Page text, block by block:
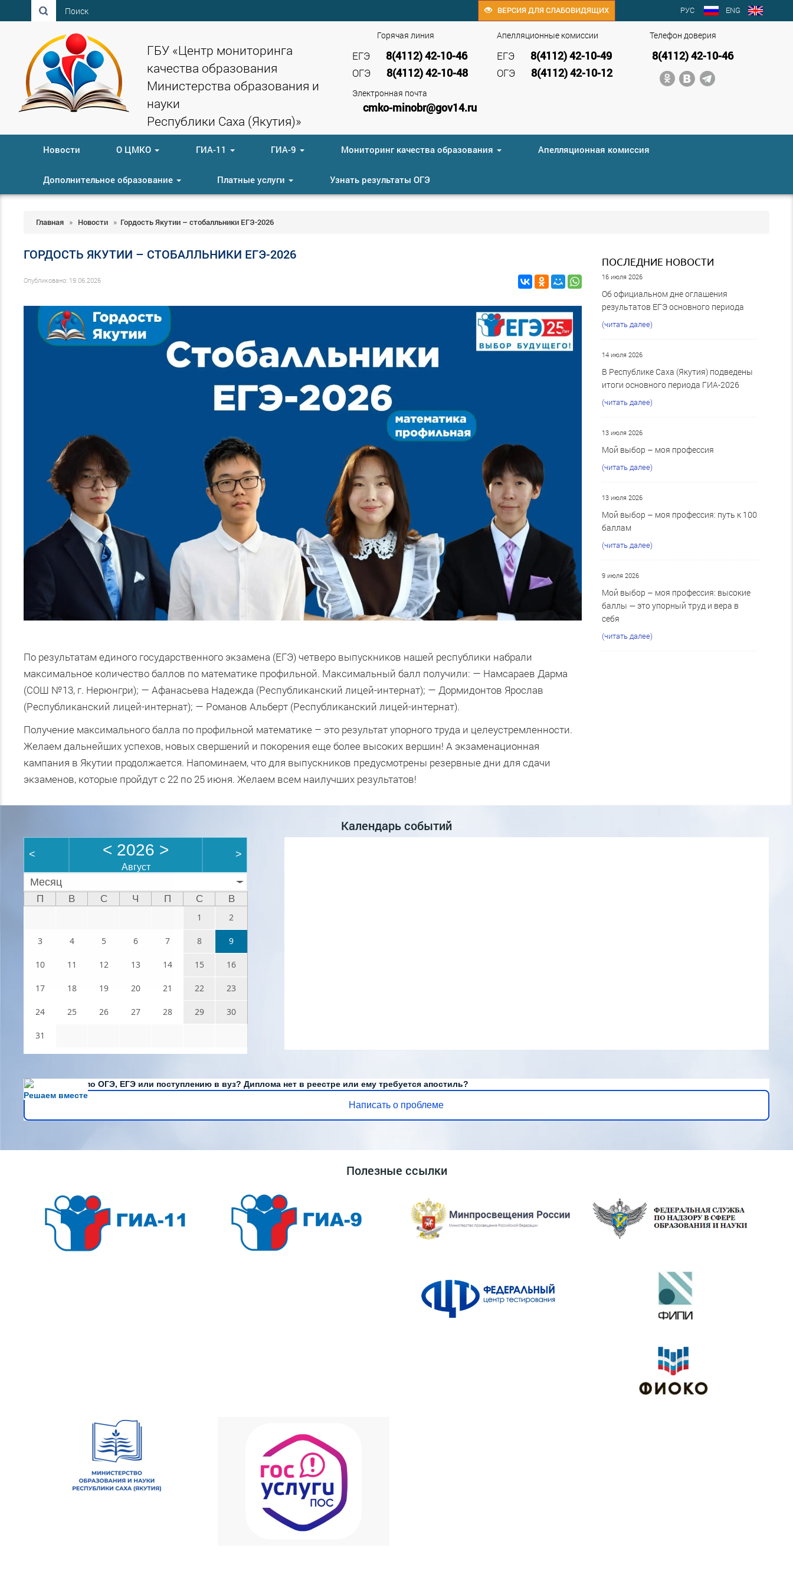
РУС ENG
ВЕРСИЯ ДЛЯ СЛАБОВИДЯЩИХ
Поиск
ГБУ «Центр мониторинга
качества образования
Министерства образования и
науки
Республики Саха (Якутия)»
Телефон доверия
8(4112) 42-10-46
Апелляционные комиссии
ЕГЭ 8(4112) 42-10-49
ОГЭ 8(4112) 42-10-12
Горячая линия
ЕГЭ 8(4112) 42-10-46
ОГЭ 8(4112) 42-10-48
Электронная почта
cmko-minobr@gov14.ru
Новости О ЦМКО ГИА-11 ГИА-9 Мониторинг качества образования Апелляционная комиссия
Дополнительное образование Платные услуги Узнать результаты ОГЭ
Главная » Новости » Гордость Якутии – стобалльники ЕГЭ-2026
ГОРДОСТЬ ЯКУТИИ – СТОБАЛЛЬНИКИ ЕГЭ-2026
Опубликовано: 19.06.2026
По результатам единого государственного экзамена (ЕГЭ) четверо выпускников нашей республики набрали
максимальное количество баллов по математике профильной. Максимальный балл получили: — Намсараев Дарма
(СОШ №13, г. Нерюнгри); — Афанасьева Надежда (Республиканский лицей-интернат); — Дормидонтов Ярослав
(Республиканский лицей-интернат); — Романов Альберт (Республиканский лицей-интернат).
Получение максимального балла по профильной математике – это результат упорного труда и целеустремленности.
Желаем дальнейших успехов, новых свершений и покорения еще более высоких вершин!А экзаменационная
кампания в Якутии продолжается. Напоминаем, что для выпускников предусмотрены резервные дни для сдачи
экзаменов, которые пройдут с 22 по 25 июня. Желаем всем наилучших результатов!
ПОСЛЕДНИЕ НОВОСТИ
16 июля 2026
Об официальном дне оглашения
результатов ЕГЭ основного периода
(читать далее)
14 июля 2026
В Республике Саха (Якутия) подведены
итоги основного периода ГИА-2026
(читать далее)
13 июля 2026
Мой выбор – моя профессия
(читать далее)
13 июля 2026
Мой выбор – моя профессия: путь к 100
баллам
(читать далее)
9 июля 2026
Мой выбор – моя профессия: высокие
баллы — это упорный труд и вера в
себя
(читать далее)
Календарь событий
< < 2026 >
Август
>
Месяц
П В С Ч П С
В
1
2
3 4 5 6 7 8 9
10 11 12 13 14 15 16
17 18 19 20 21 22 23
24 25 26 27 28 29 30
31
Решаем вместе
Есть вопросы по ОГЭ, ЕГЭ или поступлению в вуз? Диплома нет в реестре или ему требуется апостиль?
Написать о проблеме
Полезные ссылки